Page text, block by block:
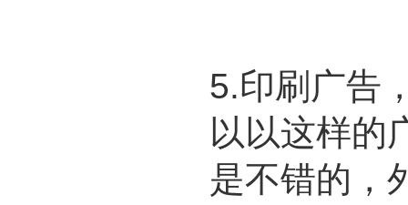
5.印刷广告
以以这样的
是不错的，